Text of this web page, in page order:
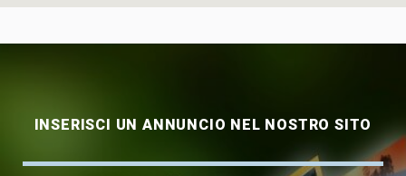
INSERISCI UN ANNUNCIO NEL NOSTRO SITO